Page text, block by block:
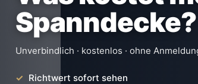
Spanndecke?
Unverbindlich · kostenlos · ohne
Richtwert sofort sehen